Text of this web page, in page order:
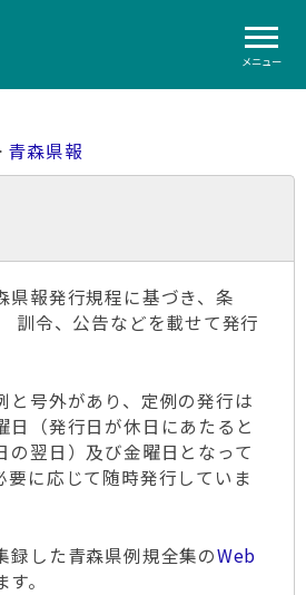
メニュー
青森県報
県報発行規程に基づき、条
訓令、公告などを載せて発行
と号外があり、定例の発行は
日（発行日が休日にあたると
の翌日）及び金曜日となって
要に応じて随時発行していま
録した青森県例規全集のWeb
。